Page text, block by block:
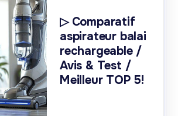
▷ Comparatif
aspirateur balai
rechargeable /
Avis & Test /
Meilleur TOP 5!